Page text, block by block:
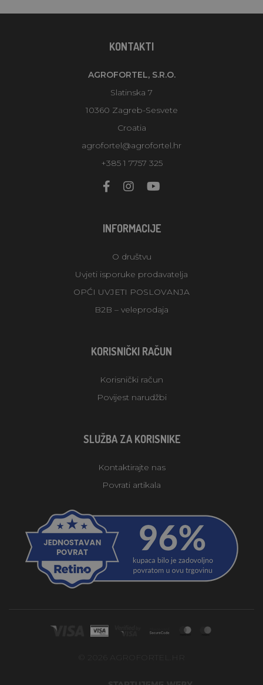
KONTAKTI
AGROFORTEL, S.R.O.
Slatinska 7
10360 Zagreb-Sesvete
Croatia
agrofortel@agrofortel.hr
+385 1 7757 325
INFORMACIJE
O društvu
Uvjeti isporuke prodavatelja
OPĆI UVJETI POSLOVANJA
B2B – veleprodaja
KORISNIČKI RAČUN
Korisnički račun
Povijest narudžbi
SLUŽBA ZA KORISNIKE
Kontaktirajte nas
Povrati artikala